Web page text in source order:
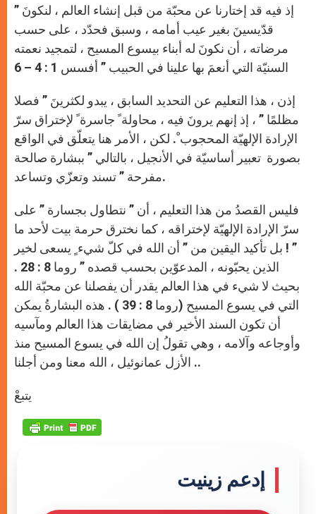
” إذ فيه قد إختارنا عن محبّة من قبل إنشاء العالم ، لنكونَ
قدّيسينَ بغير عيب أمامه ، وسبق فحدّد ، على حسب
مرضاته ، أن نكونَ له أبناء بيسوع المسيح ، لتمجيد نعمته
السنيّة التي أنعمَ بها علينا في الحبيب ” أفسس 1 : 4 – 6
إذن ، هذا التعليم عن التحديد السابق ، يبدو لكثرينَ ” فصلا
مظلمًا ” ، إذ إنهم يرونَ فيه ، محاولة ً جاسرة ً لإختراق سرّ
الإرادة الإلهيّة المحجوب ْ. لكن ، الأمر هنا يتعلّق في الواقع
بصورة تعبير أساسيّة في الأنجيل ، بالتالي ” ببشارة صالحة
مفرحة ” تسند وتعزّي وتساعد.
فليس القصدُ من هذا التعليم ، أن ” نتطاول بجسارة ” على
سرّ الإرادة الإلهيّة لإختراقه ، كما نخترق حرمة بيت لأحد ما
” ! بل تأكيد اليقين من ” أن الله في كلّ شيء ٍ يسعى لخير
الذين يحبّونه ، المدعوّين بحسب قصده ” روما 8 : 28 .
بحيث لا شيء في هذا العالم يقدر أن يفصلنا عن محبّة الله
التي في يسوع المسيح (روما 8 : 39 ) . هذه البشارةُ يمكن
أن تكون السند الأخير في مضايقات هذا العالم ومآسيه
وأوجاعه وآلامه ، وهي تقولُ إن الله في يسوع المسيح منذ
الأزل عمانوئيل ، الله معنا ومن أجلنا ..
يتبعْ
إدعم زينيت